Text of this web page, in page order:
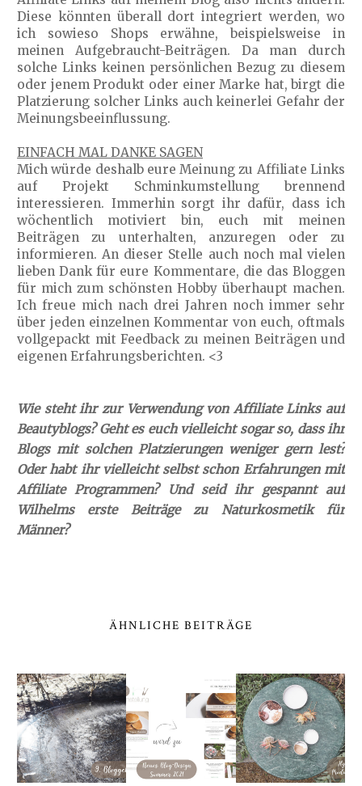
Diese könnten überall dort integriert werden, wo
ich sowieso Shops erwähne, beispielsweise in
meinen Aufgebraucht-Beiträgen. Da man durch
solche Links keinen persönlichen Bezug zu diesem
oder jenem Produkt oder einer Marke hat, birgt die
Platzierung solcher Links auch keinerlei Gefahr der
Meinungsbeeinflussung.
EINFACH MAL DANKE SAGEN
Mich würde deshalb eure Meinung zu Affiliate Links
auf Projekt Schminkumstellung brennend
interessieren. Immerhin sorgt ihr dafür, dass ich
wöchentlich motiviert bin, euch mit meinen
Beiträgen zu unterhalten, anzuregen oder zu
informieren. An dieser Stelle auch noch mal vielen
lieben Dank für eure Kommentare, die das Bloggen
für mich zum schönsten Hobby überhaupt machen.
Ich freue mich nach drei Jahren noch immer sehr
über jeden einzelnen Kommentar von euch, oftmals
vollgepackt mit Feedback zu meinen Beiträgen und
eigenen Erfahrungsberichten. <3
Wie steht ihr zur Verwendung von Affiliate Links auf
Beautyblogs? Geht es euch vielleicht sogar so, dass ihr
Blogs mit solchen Platzierungen weniger gern lest?
Oder habt ihr vielleicht selbst schon Erfahrungen mit
Affiliate Programmen? Und seid ihr gespannt auf
Wilhelms erste Beiträge zu Naturkosmetik für
Männer?
ÄHNLICHE BEITRÄGE